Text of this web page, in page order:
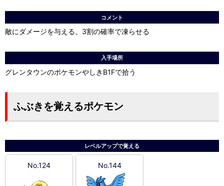
コメント
敵にダメージを与える。3割の確率で凍らせる
入手場所
グレンタウンのポケモンやしきB1Fで拾う
ふぶきを覚えるポケモン
レベルアップで覚える
No.124 No.144